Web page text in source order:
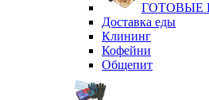
ГОТОВЫЕ
Доставка еды
Клининг
Кофейни
Общепит